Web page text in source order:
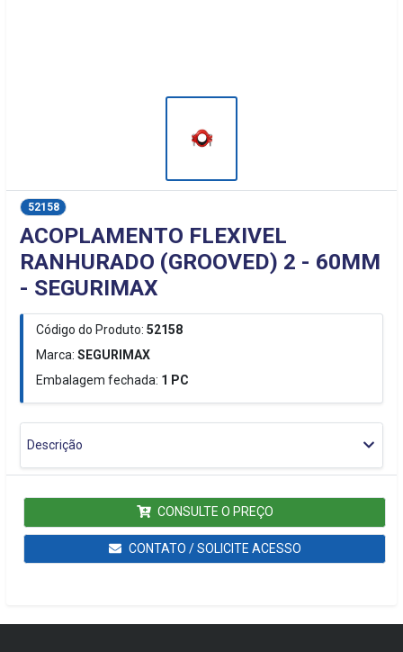
52158
ACOPLAMENTO FLEXIVEL
RANHURADO (GROOVED) 2 - 60MM
- SEGURIMAX
Código do Produto: 52158
Marca:SEGURIMAX
Embalagem fechada: 1 PC
Descrição
CONSULTE O PREÇO
CONTATO / SOLICITE ACESSO